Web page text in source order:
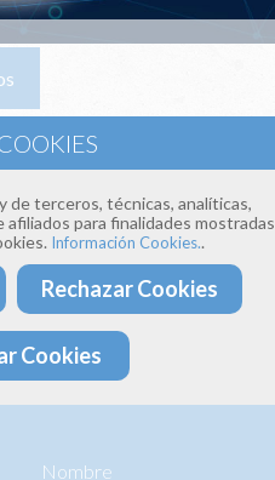
a:
llegar el siguiente formulario:
Nombre
de terceros, técnicas, analíticas,
para finalidades mostradas
Información Cookies..
Rechazar Cookies
Cookies